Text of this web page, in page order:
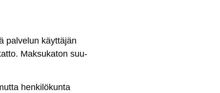
pal­ve­lun käyt­tä­jän
Mak­su­ka­ton suu­
hen­ki­lö­kun­ta